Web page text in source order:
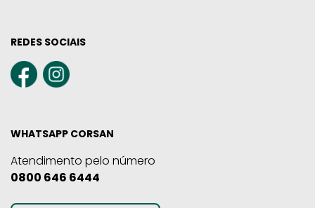
REDES SOCIAIS
WHATSAPP CORSAN
Atendimento pelo número
0800 646 6444